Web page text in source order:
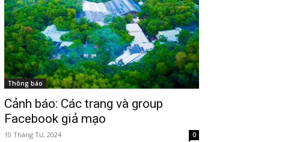
Thông báo
Cảnh báo: Các trang và group
Facebook giả mạo
10 Tháng Tư, 2024 0